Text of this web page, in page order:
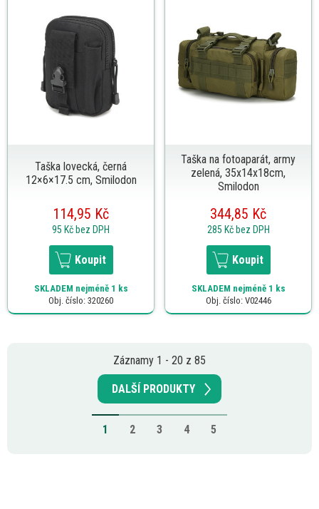
Taška lovecká, černá
12×6×17.5 cm, Smilodon
114,95 Kč
95 Kč bez DPH
Koupit
SKLADEM nejméně 1 ks
Obj. číslo: 320260
Taška na fotoaparát, army
zelená, 35x14x18cm,
Smilodon
344,85 Kč
285 Kč bez DPH
Koupit
SKLADEM nejméně 1 ks
Obj. číslo: V02446
Záznamy 1 - 20 z 85
DALŠÍ PRODUKTY
1 2 3 4 5